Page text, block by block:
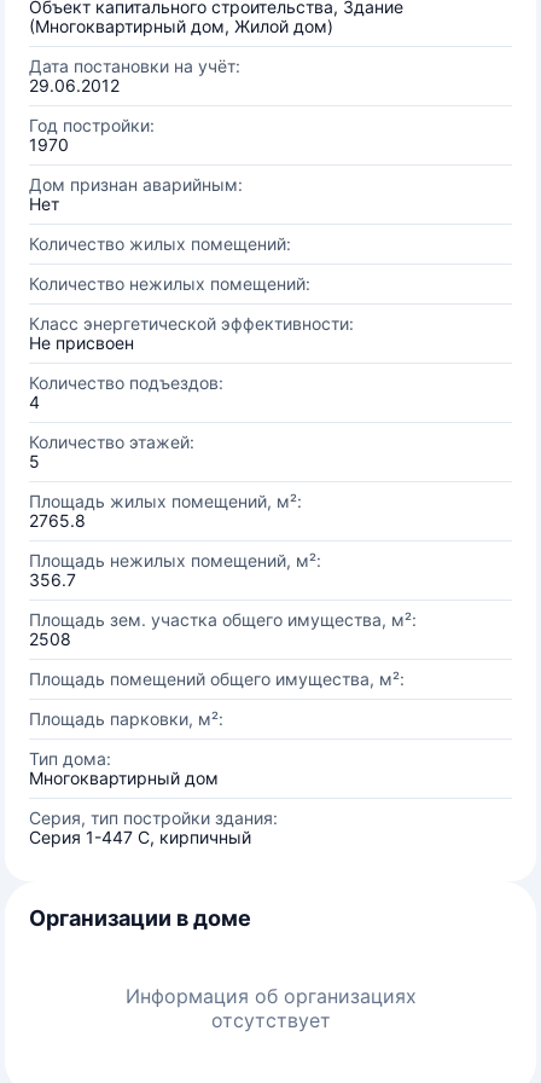
Объект капитального строительства, Здание
(Многоквартирный дом, Жилой дом)
Дата постановки на учёт:
29.06.2012
Год постройки:
1970
Дом признан аварийным:
Нет
Количество жилых помещений:
Количество нежилых помещений:
Класс энергетической эффективности:
Не присвоен
Количество подъездов:
4
Количество этажей:
5
Площадь жилых помещений, м²:
2765.8
Площадь нежилых помещений, м²:
356.7
Площадь зем. участка общего имущества, м²:
2508
Площадь помещений общего имущества, м²:
Площадь парковки, м²:
Тип дома:
Многоквартирный дом
Серия, тип постройки здания:
Серия 1-447 С, кирпичный
Организации в доме
Информация об организациях
отсутствует